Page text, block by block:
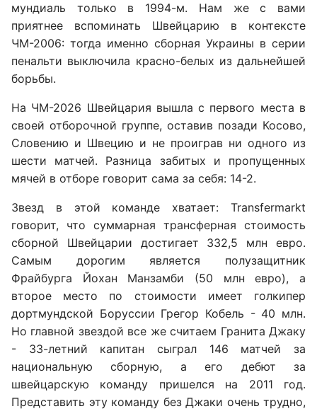
мундиаль только в 1994-м. Нам же с вами
приятнее вспоминать Швейцарию в контексте
ЧМ-2006: тогда именно сборная Украины в серии
пенальти выключила красно-белых из дальнейшей
борьбы.
На ЧМ-2026 Швейцария вышла с первого места в
своей отборочной группе, оставив позади Косово,
Словению и Швецию и не проиграв ни одного из
шести матчей. Разница забитых и пропущенных
мячей в отборе говорит сама за себя: 14-2.
Звезд в этой команде хватает: Transfermarkt
говорит, что суммарная трансферная стоимость
сборной Швейцарии достигает 332,5 млн евро.
Самым дорогим является полузащитник
Фрайбурга Йохан Манзамби (50 млн евро), а
второе место по стоимости имеет голкипер
дортмундской Боруссии Грегор Кобель - 40 млн.
Но главной звездой все же считаем Гранита Джаку
- 33-летний капитан сыграл 146 матчей за
национальную сборную, а его дебют за
швейцарскую команду пришелся на 2011 год.
Представить эту команду без Джаки очень трудно,